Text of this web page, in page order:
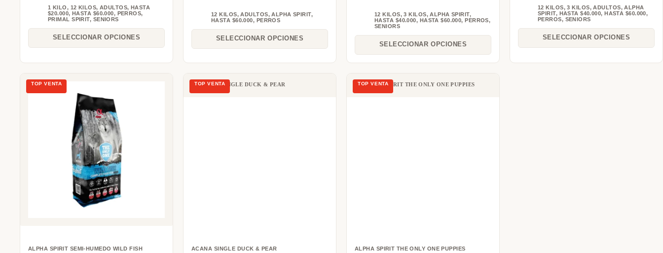
1 KILO, 12 KILOS, ADULTOS, HASTA
$20.000, HASTA $60.000, PERROS,
PRIMAL SPIRIT, SENIORS
SELECCIONAR OPCIONES
12 KILOS,ADULTOS,ALPHA SPIRIT,
HASTA $60.000, PERROS
SELECCIONAR OPCIONES
12 KILOS,3 KILOS,ALPHA SPIRIT,
HASTA $40.000, HASTA $60.000,PERROS,
SENIORS
SELECCIONAR OPCIONES
12 KILOS,3 KILOS,ADULTOS,ALPHA
SPIRIT, HASTA $40.000,HASTA $60.000,
PERROS, SENIORS
SELECCIONAR OPCIONES
ALPHA SPIRIT SEMI-HUMEDO WILD FISH ACANA SINGLE DUCK & PEAR ALPHA SPIRIT THE ONLY ONE PUPPIES